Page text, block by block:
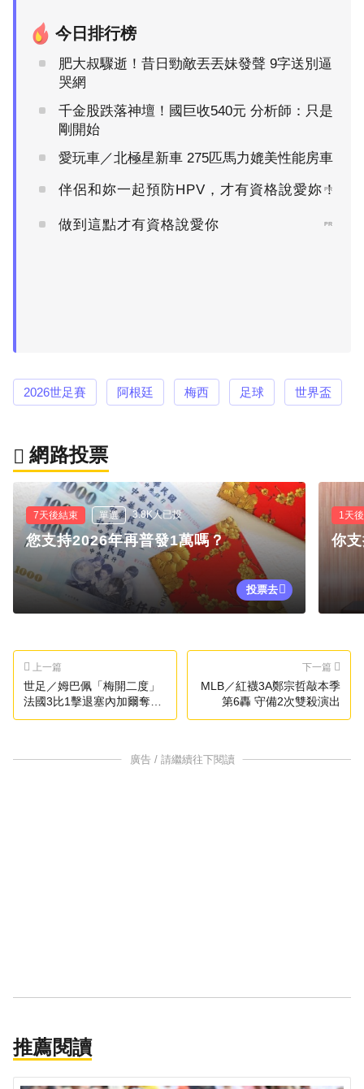
今日排行榜
肥大叔驟逝！昔日勁敵丟丟妹發聲 9字送別逼
哭網
千金股跌落神壇！國巨收540元 分析師：只是
剛開始
愛玩車／北極星新車 275匹馬力媲美性能房車
伴侶和妳一起預防HPV，才有資格說愛妳！
PR
做到這點才有資格說愛你 PR
2026世足賽 阿根廷 梅西 足球 世界盃
網路投票
7天後結束 單選 3.8K人已投
您支持2026年再普發1萬嗎？
投票去
1天
你
上一篇
世足／姆巴佩「梅開二度」
法國3比1擊退塞內加爾奪首
勝
下一篇
MLB／紅襪3A鄭宗哲敲本季
第6轟 守備2次雙殺演出
廣告 / 請繼續往下閱讀
推薦閱讀